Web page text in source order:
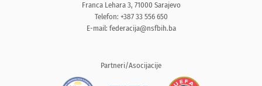
Franca Lehara 3, 71000 Sarajevo
Telefon: +387 33 556 650
E-mail: federacija@nsfbih.ba
Partneri/Asocijacije